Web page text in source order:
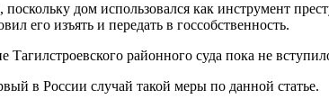
поскольку дом использовался как инструмент
его изъять и передать в госсобственность.
Тагилстроевского районного суда пока не
в России случай такой меры по данной статье.